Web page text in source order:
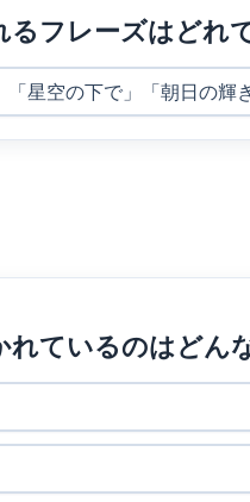
るフレーズはどれ
「星空の下で」「朝日の
れているのはどん